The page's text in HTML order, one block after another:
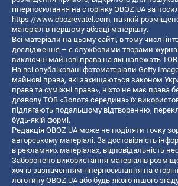
гіперпосилання на сторінку OBOZ.UA за
https://www.obozrevatel.com, на якій
матеріал в першому абзаці матеріалу.
Всі матеріали на цьому сайті, в тому числі
дослідження – є службовими творами
виключні майнові права на які належать
На всі опубліковані фотоматеріали Getty
майнові права, які захищаються законом
права та суміжні права», ніхто не має права
дозволу ТОВ «Золота середина» їх
підлягають подальшому відтворенню,
будь-якій формі.
Редакція OBOZ.UA може не поділяти точку
авторському матеріалі. За достовірність
в рекламних матеріалах, відповідальність
Заборонено використання матеріалів
хоч із зазначенням гіперпосилання на
логотипу OBOZ.UA або будь-якого іншого